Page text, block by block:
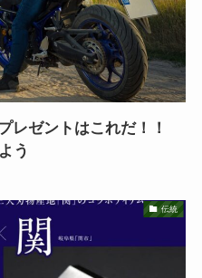
レゼントはこれだ！！
う
伝統